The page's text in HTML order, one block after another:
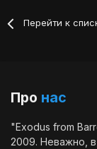
Перейти к
Про нас
"Exodus from
2009. Неважно,